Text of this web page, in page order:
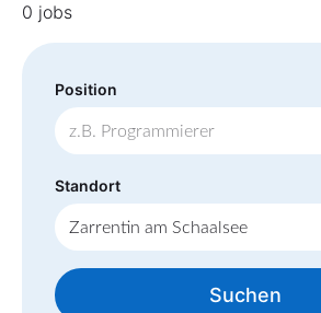
0 jobs
Position
Standort
Suchen